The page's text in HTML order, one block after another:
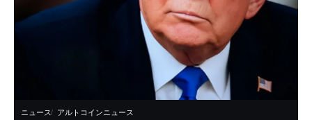
ニュース アルトコインニュース